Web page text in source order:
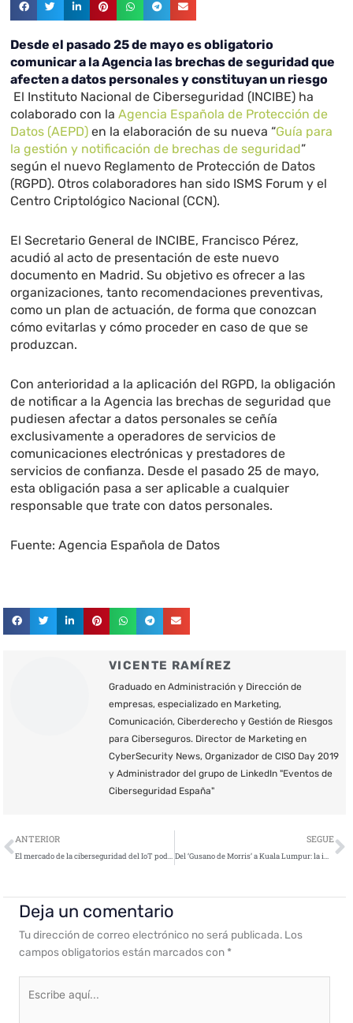
Desde el pasado 25 de mayo es obligatorio
comunicar a la Agencia las brechas de seguridad que
afecten a datos personales y constituyan un riesgo
El Instituto Nacional de Ciberseguridad (INCIBE) ha
colaborado con laAgencia Española de Protección de
Datos (AEPD) en la elaboración de su nueva “Guía para
la gestión y notificación de brechas de seguridad”
según el nuevo Reglamento de Protección de Datos
(RGPD). Otros colaboradores han sido ISMS Forum y el
Centro Criptológico Nacional (CCN).
El Secretario General de INCIBE, Francisco Pérez,
acudió al acto de presentación de este nuevo
documento en Madrid. Su objetivo es ofrecer a las
organizaciones, tanto recomendaciones preventivas,
como un plan de actuación, de forma que conozcan
cómo evitarlas y cómo proceder en caso de que se
produzcan.
Con anterioridad a la aplicación del RGPD, la obligación
de notificar a la Agencia las brechas de seguridad que
pudiesen afectar a datos personales se ceñía
exclusivamente a operadores de servicios de
comunicaciones electrónicas y prestadores de
servicios de confianza. Desde el pasado 25 de mayo,
esta obligación pasa a ser aplicable a cualquier
responsable que trate con datos personales.
Fuente: Agencia Española de Datos
VICENTE RAMÍREZ
Graduado en Administración y Dirección de
empresas, especializado en Marketing,
Comunicación, Ciberderecho y Gestión de Riesgos
para Ciberseguros. Director de Marketing en
CyberSecurity News, Organizador de CISO Day 2019
y Administrador del grupo de LinkedIn "Eventos de
Ciberseguridad España"
Ant
ANTERIOR
El mercado de la ciberseguridad del IoT podrá incrementarse entre $9.000 y $11.000MM gracias a las mejoras en las soluciones de seguridad
SEGUE
Del ‘Gusano de Morris’ a Kuala Lumpur: la importancia de los CERT en la ciberseguridad mundial
Deja un comentario
Tu dirección de correo electrónico no será publicada. Los
campos obligatorios están marcados con *
aquí...